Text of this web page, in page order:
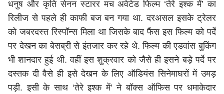
धनुष और कृति सेनन स्टारर मच अवेटेड फिल्म ‘तेरे इश्क में’ का
रिलीज से पहले ही काफी बज बन गया था. दरअसल इसके ट्रेलर
को जबरदस्त रिस्पॉन्स मिला था जिसके बाद फैंस इस फिल्म को पर्दे
पर देखन का बेसब्री से इंतजार कर रहे थे. फिल्म की एडवांस बुकिंग
भी शानदार हुई थी. वहीं इस शुक्रवार को जैसे ही इसने बड़े पर्दे पर
दस्तक दी वैसे ही इसे देखन के लिए ऑडियंस सिनेमाघरों में उमड़
पड़ी. इसी के साथ ‘तेरे इश्क में’ ने बॉक्स ऑफिस पर धमाकेदार